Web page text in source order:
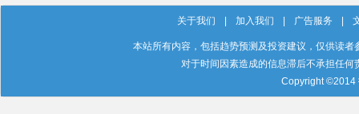
关于我们 加入我们 广告服务
本站所有内容，包括趋势预测及投资建议，仅供读
对于时间因素造成的信息滞后不承担任
Copyright ©2014